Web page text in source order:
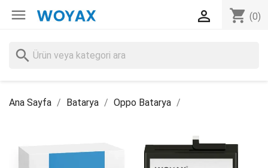
 shopping_cart (0)

search
Ana Sayfa Batarya Oppo Batarya